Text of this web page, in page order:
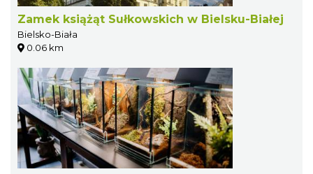
Zamek książąt Sułkowskich w Bielsku-Białej
Bielsko-Biała
0.06 km